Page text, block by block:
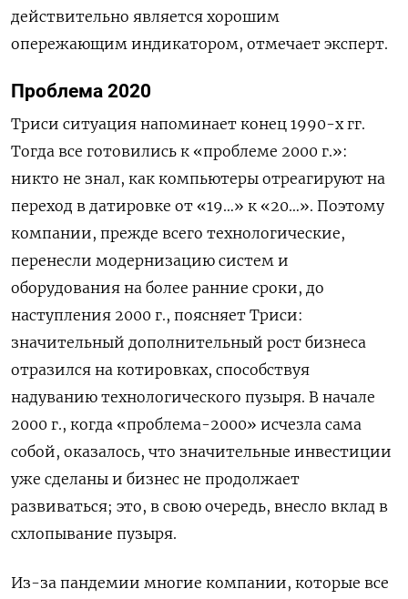
действительно является хорошим
опережающим индикатором, отмечает эксперт.
Проблема 2020
Триси ситуация напоминает конец 1990-х гг.
Тогда все готовились к «проблеме 2000 г.»:
никто не знал, как компьютеры отреагируют на
переход в датировке от «19…» к «20…». Поэтому
компании, прежде всего технологические,
перенесли модернизацию систем и
оборудования на более ранние сроки, до
наступления 2000 г., поясняет Триси:
значительный дополнительный рост бизнеса
отразился на котировках, способствуя
надуванию технологического пузыря. В начале
2000 г., когда «проблема-2000» исчезла сама
собой, оказалось, что значительные инвестиции
уже сделаны и бизнес не продолжает
развиваться; это, в свою очередь, внесло вклад в
схлопывание пузыря.
Из-за пандемии многие компании, которые все